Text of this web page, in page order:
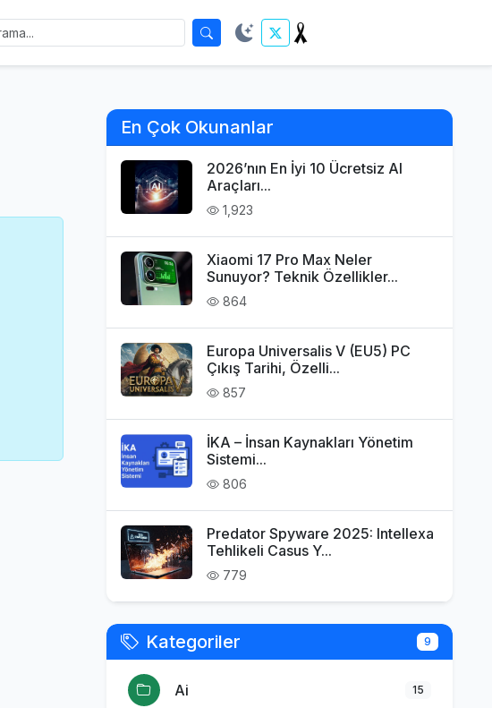
En Çok Okunanlar
2026’nın En İyi 10 Ücretsiz AI
Araçları...
1,923
Xiaomi 17 Pro Max Neler
Sunuyor? Teknik Özellikler...
864
Europa Universalis V (EU5) PC
Çıkış Tarihi, Özelli...
857
İKA – İnsan Kaynakları Yönetim
Sistemi...
806
Predator Spyware 2025: Intellexa
Tehlikeli Casus Y...
779
Kategoriler 9
Ai 15